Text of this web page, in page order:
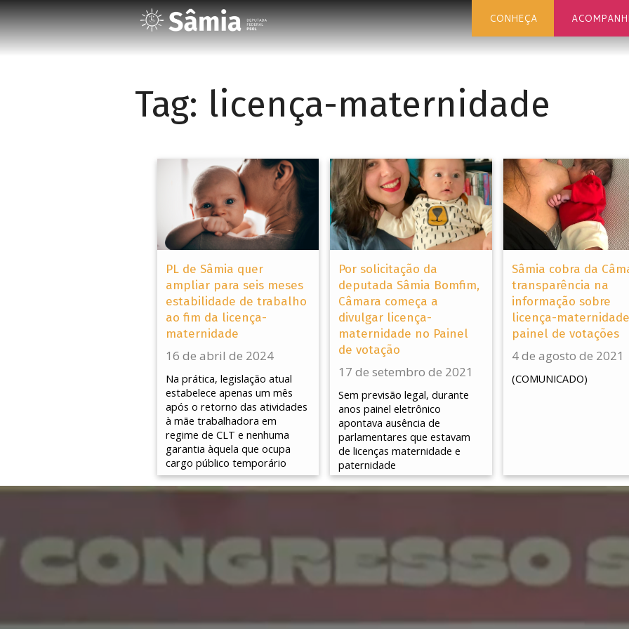
CONHEÇA
Tag: licença-maternidade
PL de Sâmia quer
ampliar para seis meses
estabilidade de trabalho
ao fim da licença-
maternidade
16 de abril de 2024
Na prática, legislação atual
estabelece apenas um mês
após o retorno das atividades
à mãe trabalhadora em
regime de CLT e nenhuma
garantia àquela que ocupa
cargo público temporário
Por solicitação da
deputada Sâmia Bomfim,
Câmara começa a
divulgar licença-
maternidade no Painel
de votação
17 de setembro de 2021
Sem previsão legal, durante
anos painel eletrônico
apontava ausência de
parlamentares que estavam
de licenças maternidade e
paternidade
Sâmia cobra da
transparência na
informação sobre
licença-
painel de votações
4 de agosto de 2021
(COMUNICADO)